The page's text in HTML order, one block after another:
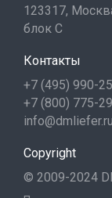
123317,
блок С
Контакты
+7 (495) 990-
+7 (800) 775-
info@dmliefer.ru
Copyright
© 2009-2024